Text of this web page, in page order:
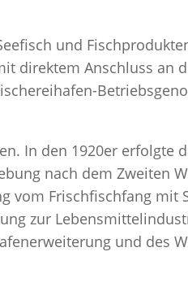
und
direktem Anschluss an
In den 1920er erfolgte
nach dem Zweiten
vom Frischfischfang mit
zur
und des